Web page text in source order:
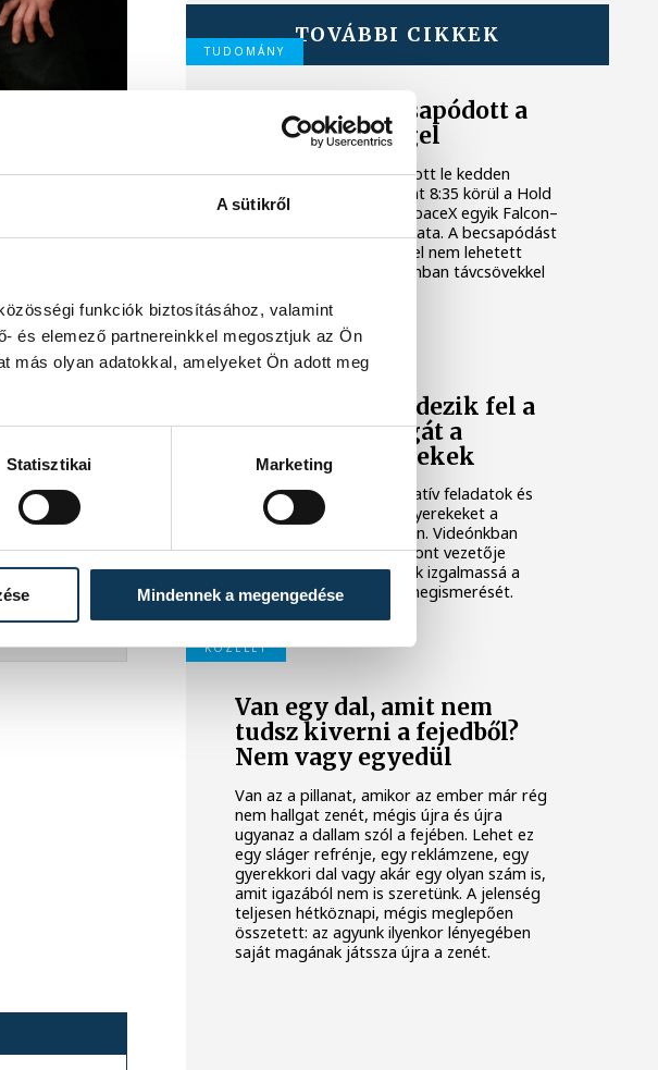
A sütikről
funkciók biztosításához, valamint
és elemező partnereinkkel megosztjuk az Ön
más olyan adatokkal, amelyeket Ön adott meg
Statisztikai Marketing
Mindennek a megengedése
TOVÁBBI CIKKEK
TUDOMÁNY
Valami óriási csapódott a
Holdba ma reggel
Rendhagyó esemény zajlott le kedden
reggel. Magyar idő szerint 8:35 körül a Hold
felszínébe csapódott a SpaceX egyik Falcon–
9 rakétájának felső fokozata. A becsapódást
a Földről szabad szemmel nem lehetett
látni, a szakemberek azonban távcsövekkel
KÖZÉLET
Játék közben fedezik fel a
tudomány világát a
veszprémi gyerekek
Látványos kísérletek, kreatív feladatok és
sok-sok élmény várja a gyerekeket a
veszprémi Tinker Labsben. Videónkban
Balassa Marietta, a központ vezetője
mutatja be, hogyan teszik izgalmassá a
természettudományok megismerését.
KÖZÉLET
Van egy dal, amit nem
tudsz kiverni a fejedből?
Nem vagy egyedül
Van az a pillanat, amikor az ember már rég
nem hallgat zenét, mégis újra és újra
ugyanaz a dallam szól a fejében. Lehet ez
egy sláger refrénje, egy reklámzene, egy
gyerekkori dal vagy akár egy olyan szám is,
amit igazából nem is szeretünk. A jelenség
teljesen hétköznapi, mégis meglepően
összetett: az agyunk ilyenkor lényegében
saját magának játssza újra a zenét.